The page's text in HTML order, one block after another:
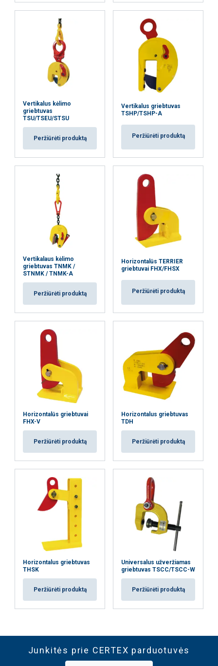
Vertikalus kėlimo
griebtuvas
TSU/TSEU/STSU
Peržiūrėti produktą
Vertikalus griebtuvas
TSHP/TSHP-A
Peržiūrėti produktą
Vertikalaus kėlimo
griebtuvas TNMK /
STNMK / TNMK-A
Peržiūrėti produktą
Horizontalūs TERRIER
griebtuvai FHX/FHSX
Peržiūrėti produktą
Horizontalūs griebtuvai
FHX-V
Peržiūrėti produktą
Horizontalus griebtuvas
TDH
Peržiūrėti produktą
Horizontalus griebtuvas
THSK
Peržiūrėti produktą
Universalus užveržiamas
griebtuvas TSCC/TSCC-W
Peržiūrėti produktą
Junkitės prie CERTEX parduotuvės
suasmeninti turinį, skelbimus ir analizuoti
srautą. Taip pat dalijamės informacija apie
jūsų naudojimąsi mūsų svetaine su mūsų
reklamos ir analizės partneriais, kurie gali
ją sujungti su kita informacija, kurią jiems
pateikėte arba kurią jie surinko, kai
naudojatės jų paslaugomis.
Privatumo
Būtinieji
Veikimą
gerinantys
Tiksliniai
AŠ NESUTINKU
PARODYTI DETALIAU